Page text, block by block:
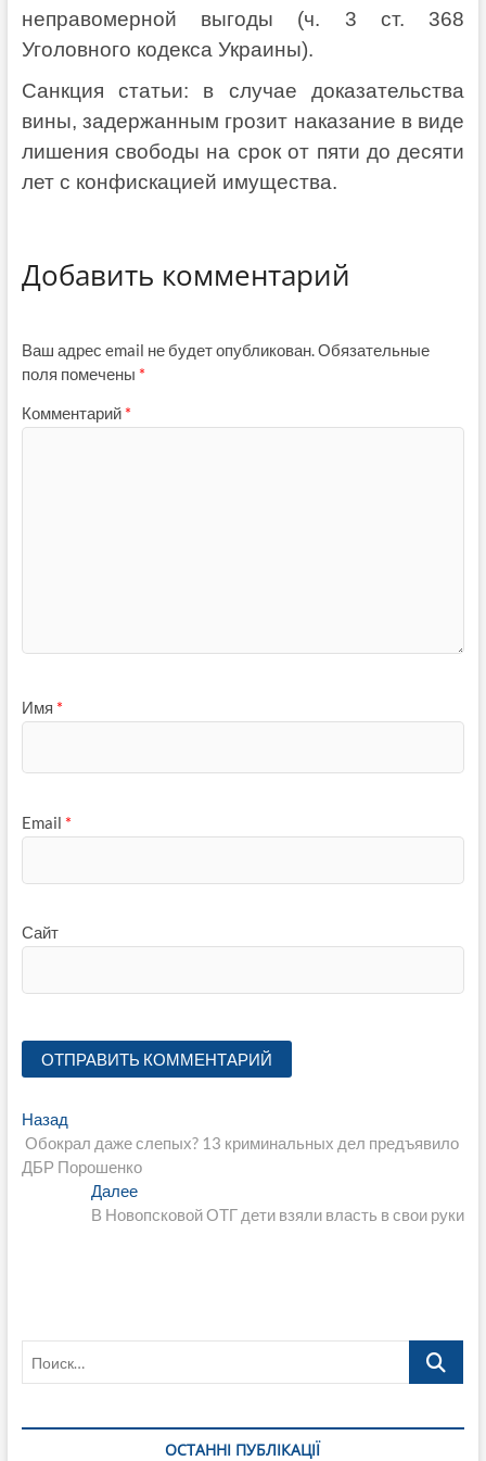
неправомерной выгоды (ч. 3 ст. 368
Уголовного кодекса Украины).
Санкция статьи: в случае доказательства
вины, задержанным грозит наказание в виде
лишения свободы на срок от пяти до десяти
лет с конфискацией имущества.
Добавить комментарий
Ваш адрес email не будет опубликован.Обязательные
поля помечены *
Комментарий *
Имя *
Email *
Сайт
Навигация
по
записям
НазадПредыдущая
запись:
Обокрал даже слепых? 13 криминальных дел предъявило
ДБР Порошенко
ДалееСледующая
запись:
В Новопсковой ОТГ дети взяли власть в свои руки
Поиск…
ОСТАННІ ПУБЛІКАЦІЇ